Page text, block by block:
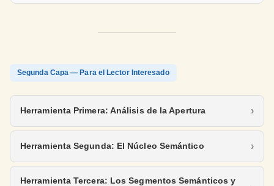
Segunda Capa — Para el Lector Interesado
Herramienta Primera: Análisis de la Apertura
Herramienta Segunda: El Núcleo Semántico
Herramienta Tercera: Los Segmentos Semánticos y